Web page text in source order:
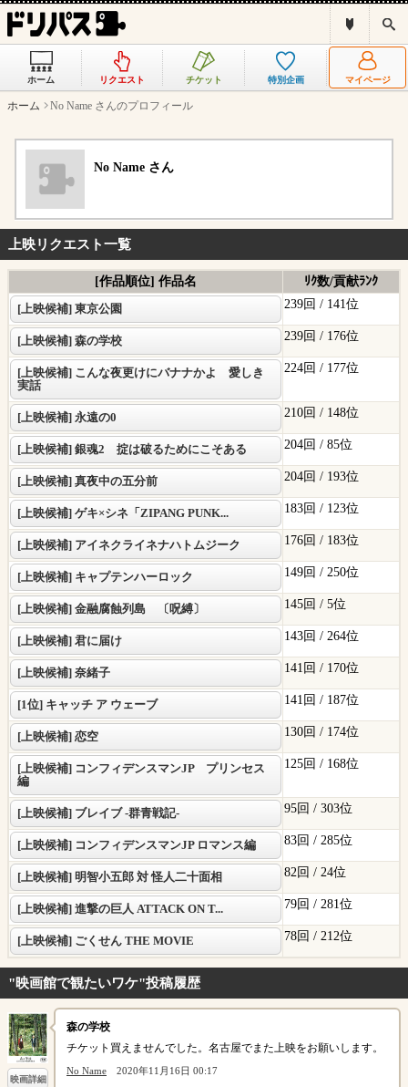
リ
ス
と
索
ホーム リクエスト チケット 特別企画 マイページ
ホーム No Name さんのプロフィール
No Name さん
上映リクエスト一覧
[作品順位] 作品名
ﾘｸ数/貢献ﾗﾝｸ
[上映候補] 東京公園
239回 / 141位
[上映候補] 森の学校 239回 / 176位
[上映候補] こんな夜更けにバナナかよ 愛しき
実話
224回 / 177位
[上映候補] 永遠の0 210回 / 148位
[上映候補] 銀魂2 掟は破るためにこそある 204回 / 85位
[上映候補] 真夜中の五分前 204回 / 193位
[上映候補] ゲキ×シネ「ZIPANG PUNK... 183回 / 123位
[上映候補] アイネクライネナハトムジーク 176回 / 183位
[上映候補] キャプテンハーロック 149回 / 250位
[上映候補] 金融腐蝕列島 〔呪縛〕 145回 / 5位
[上映候補] 君に届け 143回 / 264位
[上映候補] 奈緒子 141回 / 170位
[1位] キャッチ ア ウェーブ 141回 / 187位
[上映候補] 恋空 130回 / 174位
[上映候補] コンフィデンスマンJP プリンセス
編
125回 / 168位
[上映候補] ブレイブ -群青戦記- 95回 / 303位
[上映候補] コンフィデンスマンJP ロマンス編 83回 / 285位
[上映候補] 明智小五郎 対 怪人二十面相 82回 / 24位
[上映候補] 進撃の巨人 ATTACK ON T... 79回 / 281位
[上映候補] ごくせん THE MOVIE 78回 / 212位
"映画館で観たいワケ"投稿履歴
映画詳細
森の学校
チケット買えませんでした。名古屋でまた上映をお願いします。
No Name 2020年11月16日 00:17